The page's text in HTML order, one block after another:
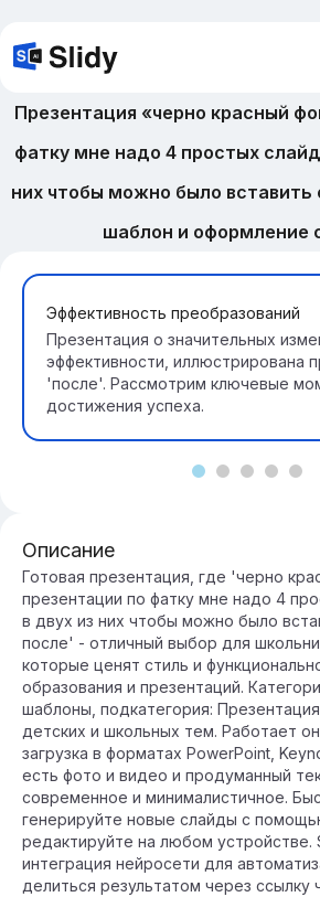
Презентация «черно красный
фатку мне надо 4 простых
них чтобы можно было
шаблон и оформление
Эффективность преобразований
Презентация о значительных
эффективности, иллюстрирована
'после'. Рассмотрим ключевые
достижения успеха.
Описание
Готовая презентация, где 'черно
презентации по фатку мне надо 4
в двух из них чтобы можно было
после' - отличный выбор для
которые ценят стиль и
образования и презентаций.
шаблоны, подкатегория:
детских и школьных тем. Работает
загрузка в форматах PowerPoint,
есть фото и видео и продуманный
современное и минималистичное.
генерируйте новые слайды с
редактируйте на любом устройстве.
интеграция нейросети для
делиться результатом через